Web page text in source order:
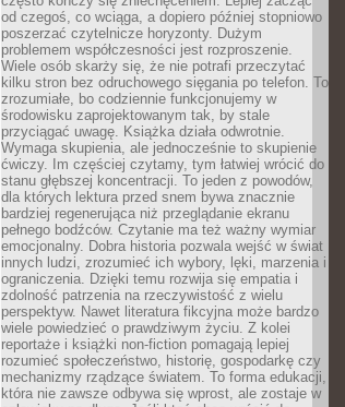
od czegoś, co wciąga, a dopiero później stopniowo
poszerzać czytelnicze horyzonty. Dużym
problemem współczesności jest rozproszenie.
Wiele osób skarży się, że nie potrafi przeczytać
kilku stron bez odruchowego sięgania po telefon. To
zrozumiałe, bo codziennie funkcjonujemy w
środowisku zaprojektowanym tak, by stale
przyciągać uwagę. Książka działa odwrotnie.
Wymaga skupienia, ale jednocześnie to skupienie
ćwiczy. Im częściej czytamy, tym łatwiej wrócić do
stanu głębszej koncentracji. To jeden z powodów,
dla których lektura przed snem bywa znacznie
bardziej regenerująca niż przeglądanie ekranu
pełnego bodźców. Czytanie ma też ważny wymiar
emocjonalny. Dobra historia pozwala wejść w świat
innych ludzi, zrozumieć ich wybory, lęki, marzenia i
ograniczenia. Dzięki temu rozwija się empatia i
zdolność patrzenia na rzeczywistość z wielu
perspektyw. Nawet literatura fikcyjna może bardzo
wiele powiedzieć o prawdziwym życiu. Z kolei
reportaże i książki non-fiction pomagają lepiej
rozumieć społeczeństwo, historię, gospodarkę czy
mechanizmy rządzące światem. To forma edukacji,
która nie zawsze odbywa się wprost, ale zostaje w